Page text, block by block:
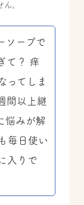
。
ソープで
て？ 痒
ってしま
間以上継
悩みが解
毎日使い
入りで